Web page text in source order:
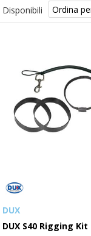
Disponibili
DUX
DUX S40 Rigging Kit